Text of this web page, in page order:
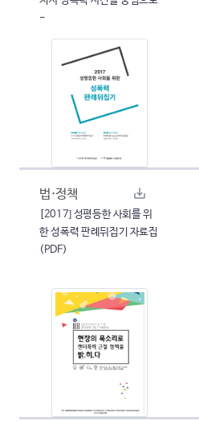
-
법·정책
[2017] 성평등한 사회를 위
한 성폭력 판례뒤집기 자료집
(PDF)